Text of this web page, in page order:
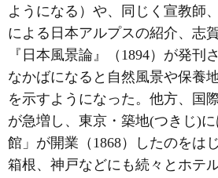
ようになる）や、同じく宣教師
による日本アルプスの紹介、志
『日本風景論』（1894）が発刊
なかばになると自然風景や保養
を示すようになった。他方、国
が急増し、東京・築地(つきじ)
館」が開業（1868）したのをは
箱根、神戸などにも続々とホテ